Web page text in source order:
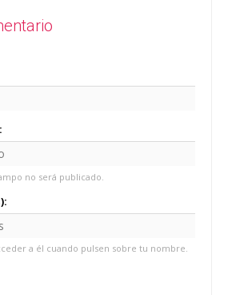
no será publicado.
a él cuando pulsen sobre tu nombre.